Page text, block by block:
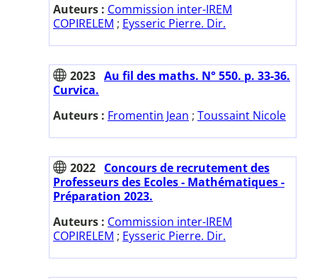
Auteurs : Commission inter-IREM
COPIRELEM ; Eysseric Pierre. Dir.
2023 Au fil des maths. N° 550. p. 33-36.
Curvica.
Auteurs : Fromentin Jean ; Toussaint Nicole
2022 Concours de recrutement des
Professeurs des Ecoles - Mathématiques -
Préparation 2023.
Auteurs : Commission inter-IREM
COPIRELEM ; Eysseric Pierre. Dir.